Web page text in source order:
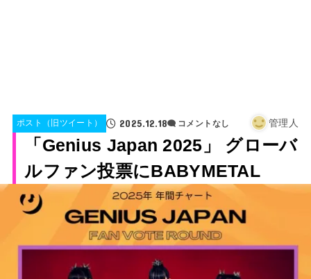
ポスト（旧ツイート） 2025.12.18 コメントなし 管理人
「Genius Japan 2025」 グローバ
ルファン投票にBABYMETAL